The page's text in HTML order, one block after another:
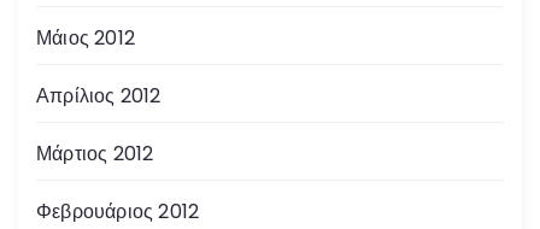
Μάιος 2012
Απρίλιος 2012
Μάρτιος 2012
Φεβρουάριος 2012